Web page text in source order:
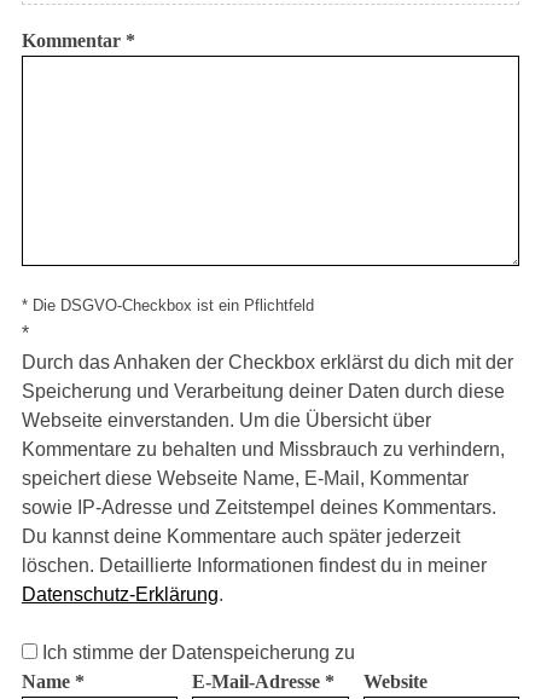
Kommentar *
* Die DSGVO-Checkbox ist ein Pflichtfeld
*
Durch das Anhaken der Checkbox erklärst du dich mit der
Speicherung und Verarbeitung deiner Daten durch diese
Webseite einverstanden. Um die Übersicht über
Kommentare zu behalten und Missbrauch zu verhindern,
speichert diese Webseite Name, E-Mail, Kommentar
sowie IP-Adresse und Zeitstempel deines Kommentars.
Du kannst deine Kommentare auch später jederzeit
löschen. Detaillierte Informationen findest du in meiner
Datenschutz-Erklärung.
Ich stimme der Datenspeicherung zu
Name * E-Mail-Adresse * Website